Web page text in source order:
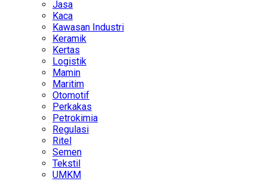
Jasa
Kaca
Kawasan Industri
Keramik
Kertas
Logistik
Mamin
Maritim
Otomotif
Perkakas
Petrokimia
Regulasi
Ritel
Semen
Tekstil
UMKM